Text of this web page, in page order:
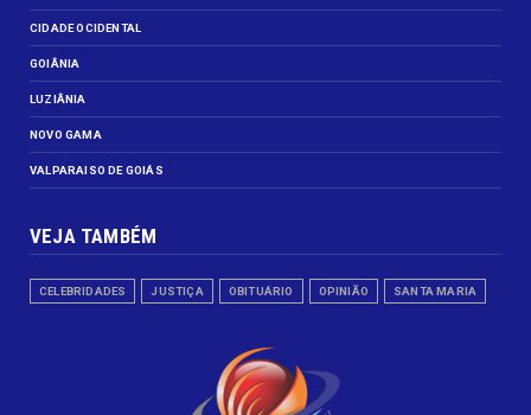
CIDADE OCIDENTAL
GOIÂNIA
LUZIÂNIA
NOVO GAMA
VALPARAISO DE GOIÁS
VEJA TAMBÉM
CELEBRIDADES JUSTIÇA OBITUÁRIO OPINIÃO SANTA MARIA